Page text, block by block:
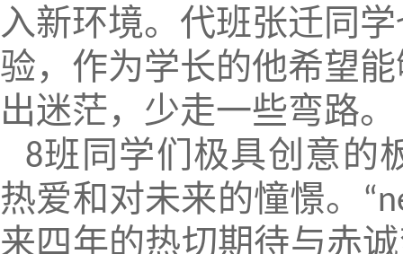
入新环境。代班张迁同
验，作为学长的他希望
出迷茫，少走一些弯路。
8班同学们极具创意的
热爱和对未来的憧憬。
来四年的热切期待与赤